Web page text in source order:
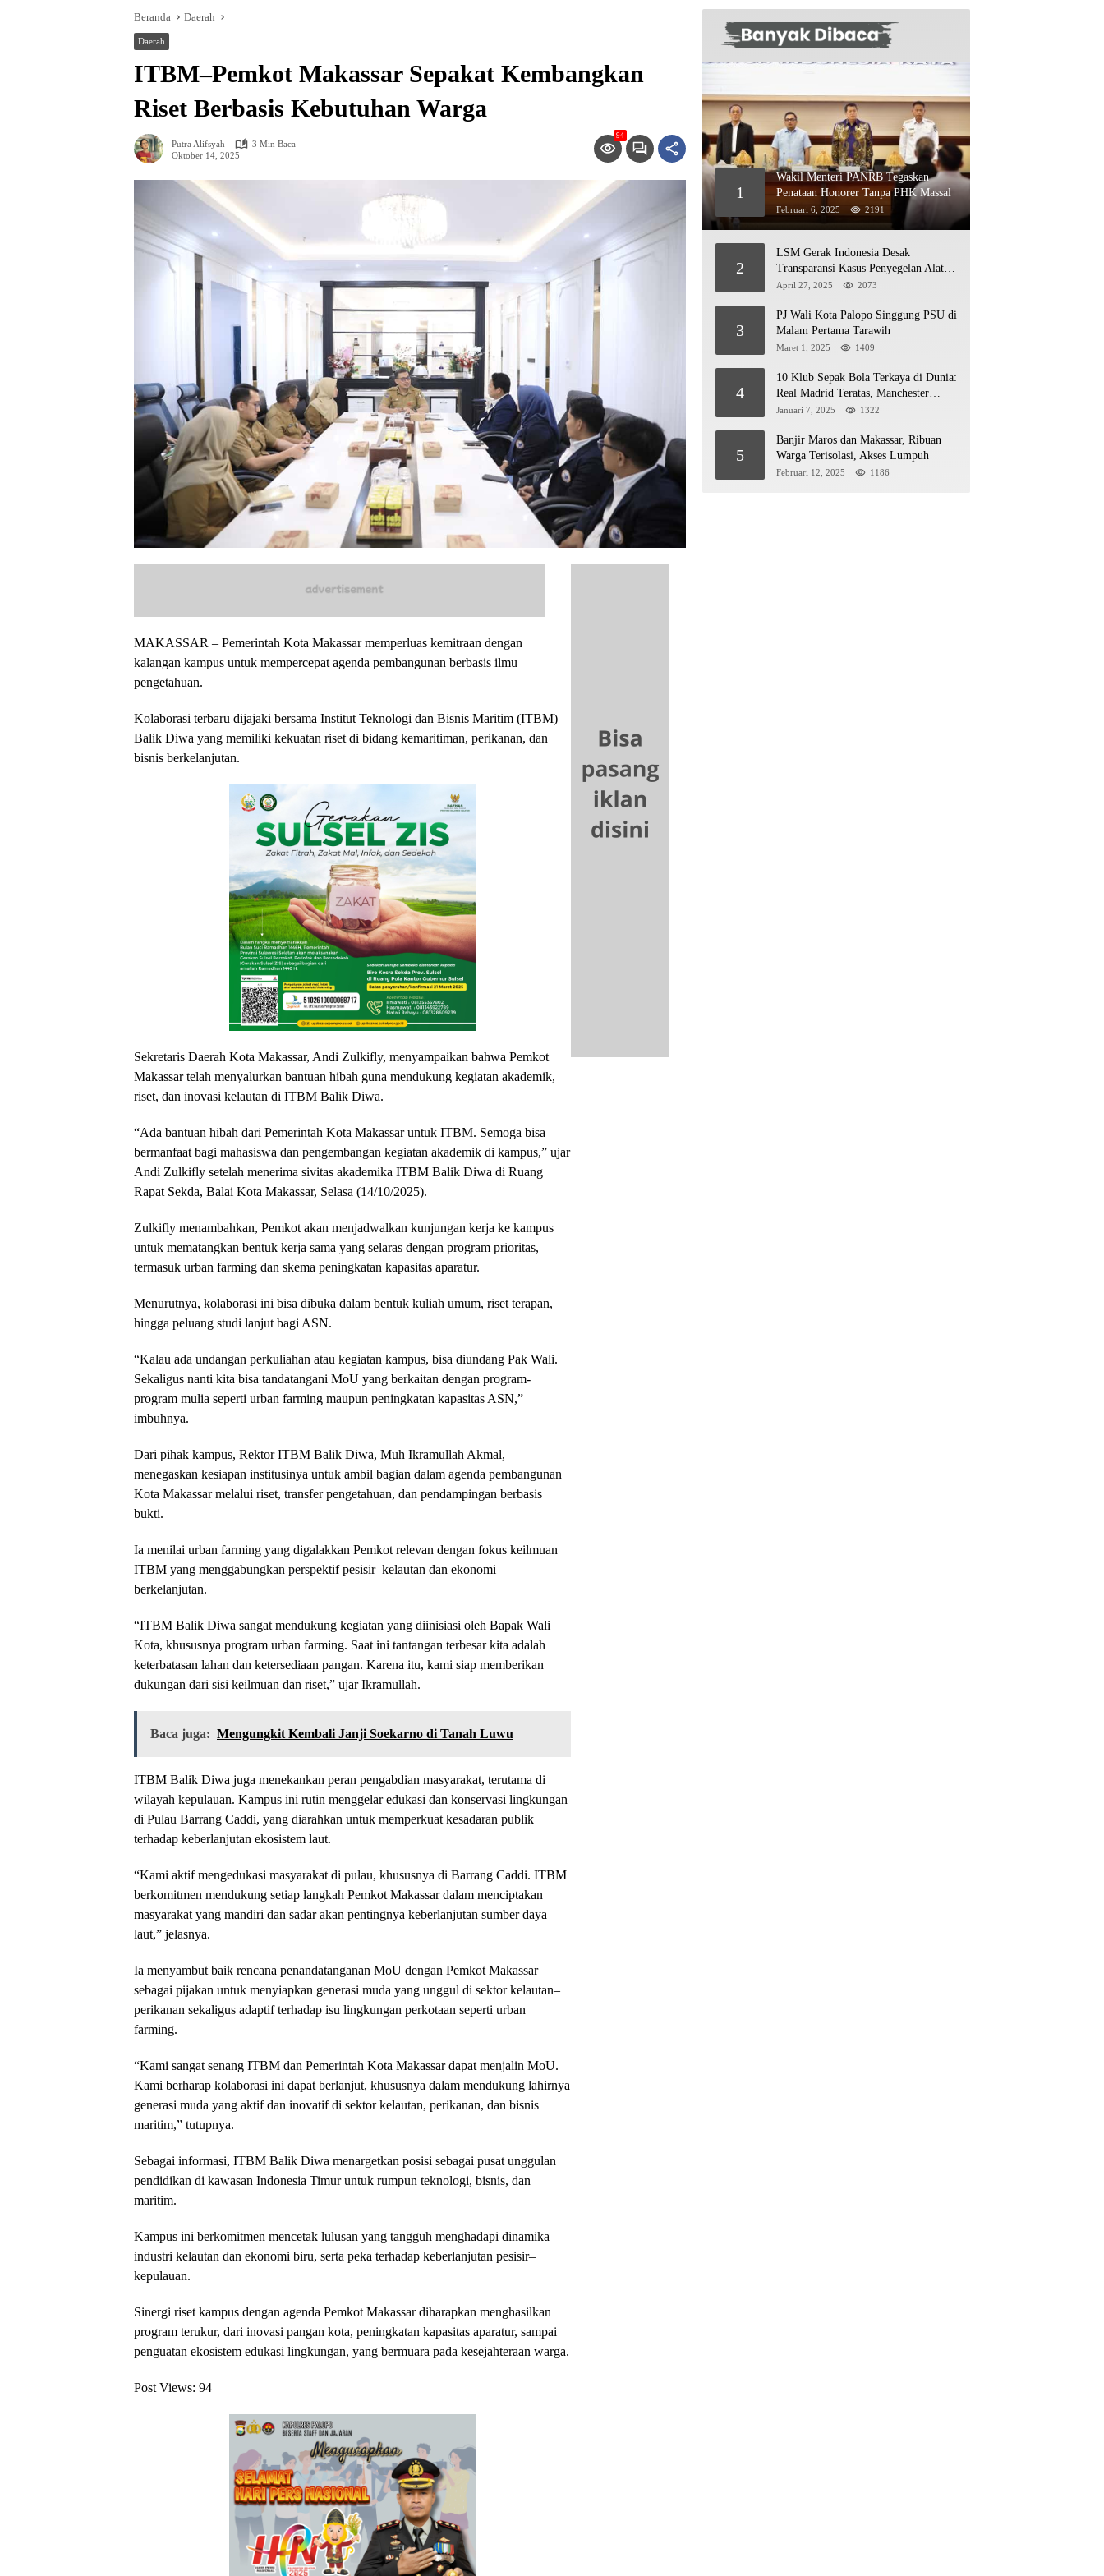
Beranda Daerah
Daerah
ITBM–Pemkot Makassar Sepakat Kembangkan
Riset Berbasis Kebutuhan Warga
Putra Alifsyah
3 Min Baca
Oktober 14, 2025
94
MAKASSAR – Pemerintah Kota Makassar memperluas kemitraan dengan
kalangan kampus untuk mempercepat agenda pembangunan berbasis ilmu
pengetahuan.
Kolaborasi terbaru dijajaki bersama Institut Teknologi dan Bisnis Maritim (ITBM)
Balik Diwa yang memiliki kekuatan riset di bidang kemaritiman, perikanan, dan
bisnis berkelanjutan.
Sekretaris Daerah Kota Makassar, Andi Zulkifly, menyampaikan bahwa Pemkot
Makassar telah menyalurkan bantuan hibah guna mendukung kegiatan akademik,
riset, dan inovasi kelautan di ITBM Balik Diwa.
“Ada bantuan hibah dari Pemerintah Kota Makassar untuk ITBM. Semoga bisa
bermanfaat bagi mahasiswa dan pengembangan kegiatan akademik di kampus,” ujar
Andi Zulkifly setelah menerima sivitas akademika ITBM Balik Diwa di Ruang
Rapat Sekda, Balai Kota Makassar, Selasa (14/10/2025).
Zulkifly menambahkan, Pemkot akan menjadwalkan kunjungan kerja ke kampus
untuk mematangkan bentuk kerja sama yang selaras dengan program prioritas,
termasuk urban farming dan skema peningkatan kapasitas aparatur.
Menurutnya, kolaborasi ini bisa dibuka dalam bentuk kuliah umum, riset terapan,
hingga peluang studi lanjut bagi ASN.
“Kalau ada undangan perkuliahan atau kegiatan kampus, bisa diundang Pak Wali.
Sekaligus nanti kita bisa tandatangani MoU yang berkaitan dengan program-
program mulia seperti urban farming maupun peningkatan kapasitas ASN,”
imbuhnya.
Dari pihak kampus, Rektor ITBM Balik Diwa, Muh Ikramullah Akmal,
menegaskan kesiapan institusinya untuk ambil bagian dalam agenda pembangunan
Kota Makassar melalui riset, transfer pengetahuan, dan pendampingan berbasis
bukti.
Ia menilai urban farming yang digalakkan Pemkot relevan dengan fokus keilmuan
ITBM yang menggabungkan perspektif pesisir–kelautan dan ekonomi
berkelanjutan.
“ITBM Balik Diwa sangat mendukung kegiatan yang diinisiasi oleh Bapak Wali
Kota, khususnya program urban farming. Saat ini tantangan terbesar kita adalah
keterbatasan lahan dan ketersediaan pangan. Karena itu, kami siap memberikan
dukungan dari sisi keilmuan dan riset,” ujar Ikramullah.
Baca juga: Mengungkit Kembali Janji Soekarno di Tanah Luwu
ITBM Balik Diwa juga menekankan peran pengabdian masyarakat, terutama di
wilayah kepulauan. Kampus ini rutin menggelar edukasi dan konservasi lingkungan
di Pulau Barrang Caddi, yang diarahkan untuk memperkuat kesadaran publik
terhadap keberlanjutan ekosistem laut.
“Kami aktif mengedukasi masyarakat di pulau, khususnya di Barrang Caddi. ITBM
berkomitmen mendukung setiap langkah Pemkot Makassar dalam menciptakan
masyarakat yang mandiri dan sadar akan pentingnya keberlanjutan sumber daya
laut,” jelasnya.
Ia menyambut baik rencana penandatanganan MoU dengan Pemkot Makassar
sebagai pijakan untuk menyiapkan generasi muda yang unggul di sektor kelautan–
perikanan sekaligus adaptif terhadap isu lingkungan perkotaan seperti urban
farming.
“Kami sangat senang ITBM dan Pemerintah Kota Makassar dapat menjalin MoU.
Kami berharap kolaborasi ini dapat berlanjut, khususnya dalam mendukung lahirnya
generasi muda yang aktif dan inovatif di sektor kelautan, perikanan, dan bisnis
maritim,” tutupnya.
Sebagai informasi, ITBM Balik Diwa menargetkan posisi sebagai pusat unggulan
pendidikan di kawasan Indonesia Timur untuk rumpun teknologi, bisnis, dan
maritim.
Kampus ini berkomitmen mencetak lulusan yang tangguh menghadapi dinamika
industri kelautan dan ekonomi biru, serta peka terhadap keberlanjutan pesisir–
kepulauan.
Sinergi riset kampus dengan agenda Pemkot Makassar diharapkan menghasilkan
program terukur, dari inovasi pangan kota, peningkatan kapasitas aparatur, sampai
penguatan ekosistem edukasi lingkungan, yang bermuara pada kesejahteraan warga.
Post Views: 94
1
Wakil Menteri PANRB Tegaskan
Penataan Honorer Tanpa PHK Massal
Februari 6, 2025 2191
2
LSM Gerak Indonesia Desak
Transparansi Kasus Penyegelan Alat
Berat di Jetty PT Kasmar 2
April 27, 2025 2073
3
PJ Wali Kota Palopo Singgung PSU di
Malam Pertama Tarawih
Maret 1, 2025 1409
4
10 Klub Sepak Bola Terkaya di Dunia:
Real Madrid Teratas, Manchester
United Mengejar!
Januari 7, 2025 1322
5
Banjir Maros dan Makassar, Ribuan
Warga Terisolasi, Akses Lumpuh
Februari 12, 2025 1186